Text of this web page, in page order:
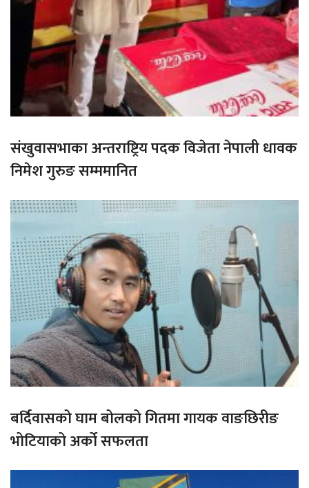
संखुवासभाका अन्तराष्ट्रिय पदक विजेता नेपाली धावक
निमेश गुरुङ सम्ममानित
बर्दिवासको घाम बोलको गितमा गायक वाङछिरीङ
भोटियाको अर्को सफलता